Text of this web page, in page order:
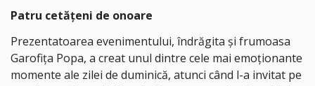
Patru cetățeni de onoare
Prezentatoarea evenimentului, îndrăgita și frumoasa
Garofița Popa, a creat unul dintre cele mai emoționante
momente ale zilei de duminică, atunci când l-a invitat pe